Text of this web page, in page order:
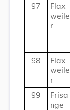
97
Flax
weile
r
98
Flax
weile
r
99
Frisa
nge